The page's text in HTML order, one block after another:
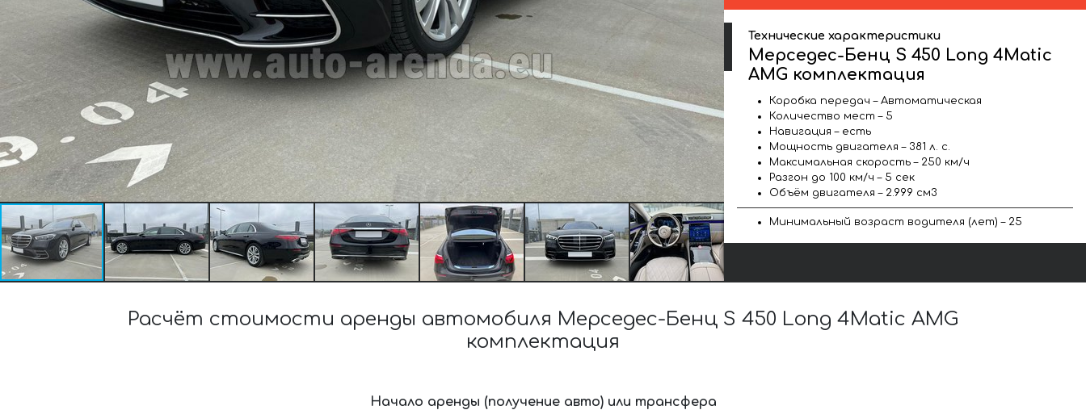
Технические характеристики
Мерседес-Бенц S 450 Long 4Matic
AMG комплектация
Коробка передач – Автоматическая
Количество мест – 5
Навигация – есть
Мощность двигателя – 381 л. с.
Максимальная скорость – 250 км/ч
Разгон до 100 км/ч – 5 сек
Объём двигателя – 2.999 см3
Минимальный возраст водителя (лет) – 25
Расчёт стоимости аренды автомобиля Мерседес-Бенц S 450 Long 4Matic AMG
комплектация
Начало аренды (получение авто) или трансфера